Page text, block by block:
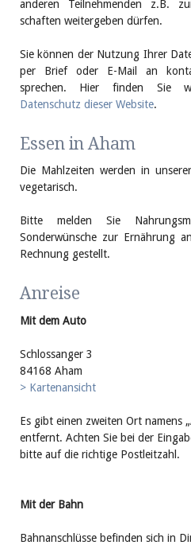
anderen Teilnehmenden z.B.
schaften weitergeben dürfen.
Sie können der Nutzung Ihrer
per Brief oder E-Mail an
sprechen. Hier finden Sie
Datenschutz dieser Website.
Essen in Aham
Die Mahlzeiten werden in
vegetarisch.
Bitte melden Sie
Sonderwünsche zur Ernährung
Rechnung gestellt.
Anreise
Mit dem Auto
Schlossanger 3
84168 Aham
> Kartenansicht
Es gibt einen zweiten Ort namens
entfernt. Achten Sie bei der
bitte auf die richtige Postleitzahl.
Mit der Bahn
Bahnanschlüsse befinden sich in